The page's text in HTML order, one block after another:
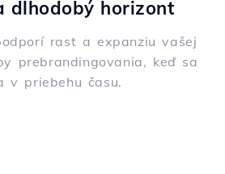
dlhodobý horizont
rast a expanziu vašej
prebrandingovania, keď sa
v priebehu času.